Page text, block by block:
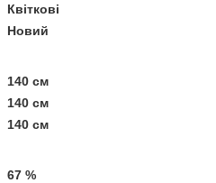
Квіткові
Новий
140 см
140 см
140 см
67 %